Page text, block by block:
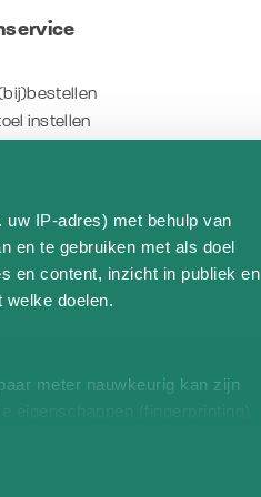
IP-adres) met behulp van
en te gebruiken met als doel
en content, inzicht in publiek en
welke doelen.
meter nauwkeurig kan zijn
in de Cookieverklaring.
instellen
- dessins
herroepen